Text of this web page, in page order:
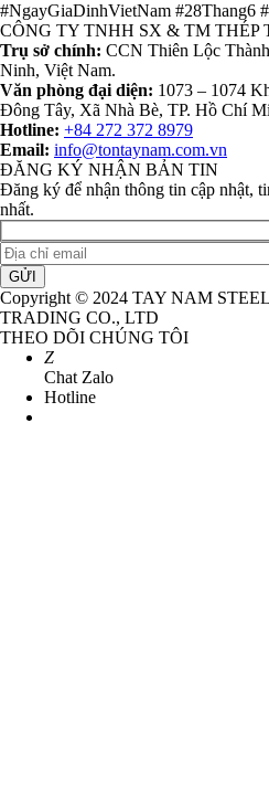
#NgayGiaDinhVietNam #28Thang6
CÔNG TY TNHH SX & TM THÉP
Trụ sở chính: CCN Thiên Lộc
Ninh, Việt Nam.
Văn phòng đại diện: 1073 – 1074
Đông Tây, Xã Nhà Bè, TP. Hồ Chí
Hotline: +84 272 372 8979
Email: info@tontaynam.com.vn
ĐĂNG KÝ NHẬN BẢN TIN
Đăng ký để nhận thông tin cập nhật,
nhất.
GỬI
Copyright © 2024 TAY NAM
TRADING CO., LTD
THEO DÕI CHÚNG TÔI
Z
Chat Zalo
Hotline